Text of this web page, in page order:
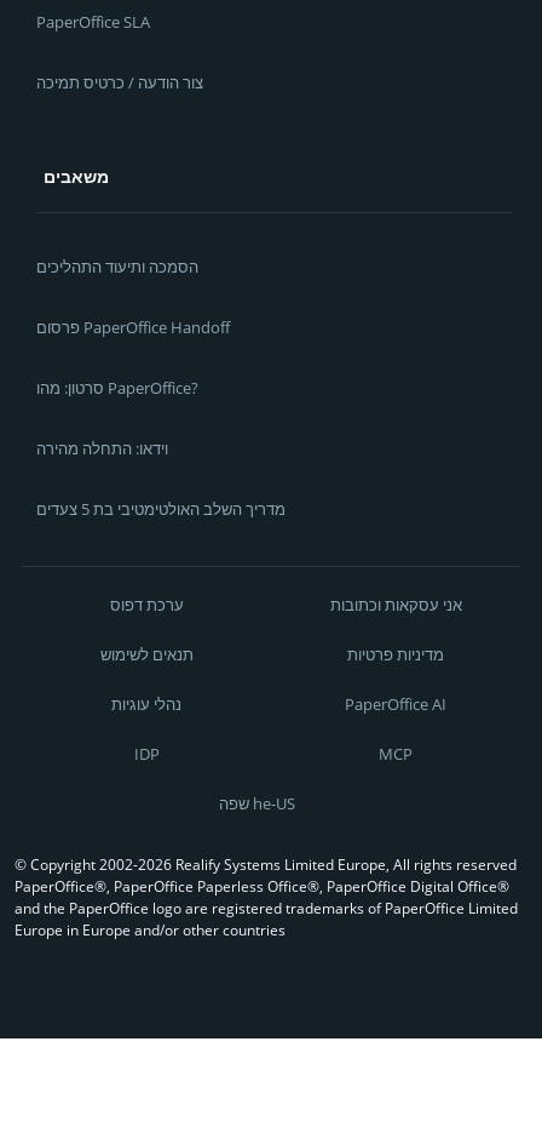
PaperOffice SLA
צור הודעה / כרטיס תמיכה
משאבים
הסמכה ותיעוד התהליכים
פרסום PaperOffice Handoff
סרטון: מהו PaperOffice?
וידאו: התחלה מהירה
מדריך השלב האולטימטיבי בת 5 צעדים
ערכת דפוס אני עסקאות וכתובות
תנאים לשימוש מדיניות פרטיות
נהלי עוגיות PaperOffice AI
IDP MCP
שפה he-US
© Copyright 2002-2026 Realify Systems Limited Europe, All rights reserved
PaperOffice®, PaperOffice Paperless Office®, PaperOffice Digital Office®
and the PaperOffice logo are registered trademarks of PaperOffice Limited
Europe in Europe and/or other countries